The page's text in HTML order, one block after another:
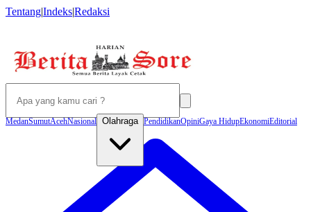
Tentang|Indeks|Redaksi
MedanSumutAcehNasional Olahraga PendidikanOpiniGaya HidupEkonomiEditorial